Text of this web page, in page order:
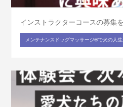
インストラクターコースの募集
メンテナンスドッグマッサージ®で犬の人